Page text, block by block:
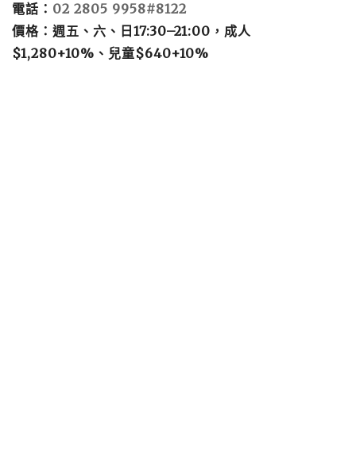
電話： 02 2805 9958#8122
價格：週五、六、日17:30–21:00，成人
$1,280+10%、兒童$640+10%